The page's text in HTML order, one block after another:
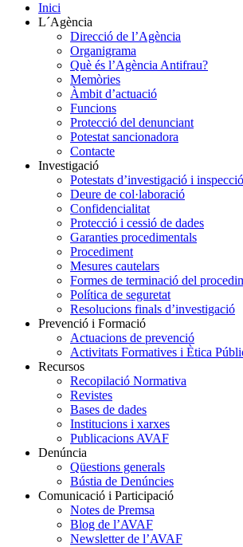
Inici
L´Agència
Direcció de l’Agència
Organigrama
Què és l’Agència Antifrau?
Memòries
Àmbit d’actuació
Funcions
Protecció del denunciant
Potestat sancionadora
Contacte
Investigació
Potestats d’investigació i inspecció
Deure de col·laboració
Confidencialitat
Protecció i cessió de dades
Garanties procedimentals
Procediment
Mesures cautelars
Formes de terminació del
Política de seguretat
Resolucions finals d’investigació
Prevenció i Formació
Actuacions de prevenció
Activitats Formatives i Ètica
Recursos
Recopilació Normativa
Revistes
Bases de dades
Institucions i xarxes
Publicacions AVAF
Denúncia
Qüestions generals
Bústia de Denúncies
Comunicació i Participació
Notes de Premsa
Blog de l’AVAF
Newsletter de l’AVAF